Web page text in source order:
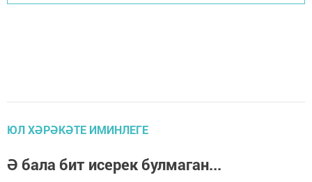
ЮЛ ХӘРӘКӘТЕ ИМИНЛЕГЕ
Ә бала бит исерек булмаган...